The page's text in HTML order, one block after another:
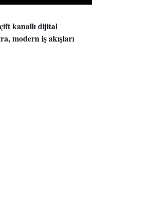
kanallı dijital
modern iş akışları